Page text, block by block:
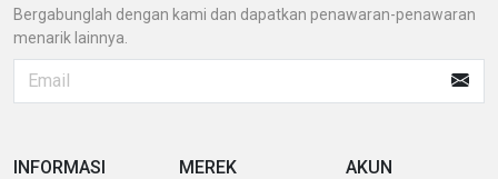
Bergabunglah dengan kami dan dapatkan penawaran-penawaran
menarik lainnya.
INFORMASI MEREK AKUN